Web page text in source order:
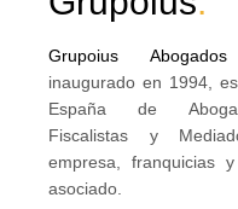
Grupoius
inaugurado en 1994,
España de
Fiscalistas y
empresa, franquicias
asociado.